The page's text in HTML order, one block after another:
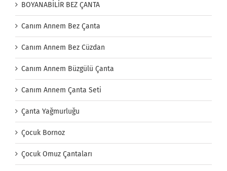
BOYANABİLİR BEZ ÇANTA
Canım Annem Bez Çanta
Canım Annem Bez Cüzdan
Canım Annem Büzgülü Çanta
Canım Annem Çanta Seti
Çanta Yağmurluğu
Çocuk Bornoz
Çocuk Omuz Çantaları